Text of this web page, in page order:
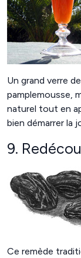
Un grand verre
pamplemousse,
naturel tout en
bien démarrer la
9.
Ce remède